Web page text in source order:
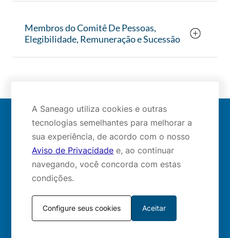
Membros do Comitê De Pessoas,
Elegibilidade, Remuneração e Sucessão
Mapa do site
A Saneago utiliza cookies e outras
tecnologias semelhantes para melhorar a
sua experiência, de acordo com o nosso
Aviso de Privacidade e, ao continuar
navegando, você concorda com estas
condições.
Configure seus cookies Aceitar